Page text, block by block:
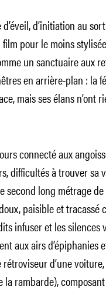
d’initiation au
pour le moins
un sanctuaire aux
en arrière-plan : la
mais ses élans n’ont
connecté aux
difficultés à trouver sa
second long métrage
paisible et tracassé
infuser et les
aux airs
d’une
la rambarde),